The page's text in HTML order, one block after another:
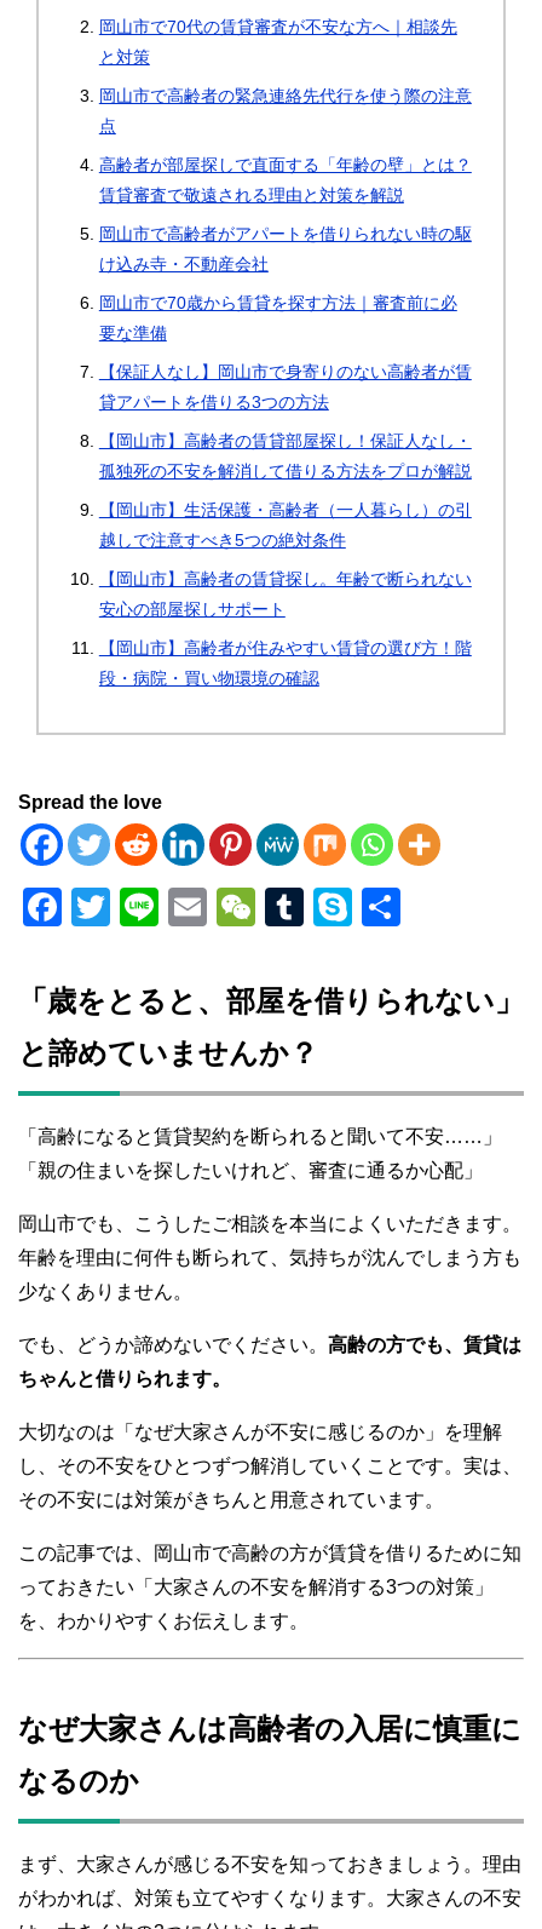
岡山市で70代の賃貸審査が不安な方へ｜相談先
と対策
岡山市で高齢者の緊急連絡先代行を使う際の注意
点
高齢者が部屋探しで直面する「年齢の壁」とは？
賃貸審査で敬遠される理由と対策を解説
岡山市で高齢者がアパートを借りられない時の駆
け込み寺・不動産会社
岡山市で70歳から賃貸を探す方法｜審査前に必
要な準備
【保証人なし】岡山市で身寄りのない高齢者が賃
貸アパートを借りる3つの方法
【岡山市】高齢者の賃貸部屋探し！保証人なし・
孤独死の不安を解消して借りる方法をプロが解説
【岡山市】生活保護・高齢者（一人暮らし）の引
越しで注意すべき5つの絶対条件
【岡山市】高齢者の賃貸探し。年齢で断られない
安心の部屋探しサポート
【岡山市】高齢者が住みやすい賃貸の選び方！階
段・病院・買い物環境の確認
Spread the love
F
c
e
b
o
o
k
T
tt
er
Li
e
E
ail
W
C
h
at
T
m
bl
r
S
p
e
「歳をとると、部屋を借りられない」
と諦めていませんか？
「高齢になると賃貸契約を断られると聞いて不安……」
「親の住まいを探したいけれど、審査に通るか心配」
岡山市でも、こうしたご相談を本当によくいただきます。
年齢を理由に何件も断られて、気持ちが沈んでしまう方も
少なくありません。
でも、どうか諦めないでください。 高齢の方でも、賃貸は
ちゃんと借りられます。
大切なのは「なぜ大家さんが不安に感じるのか」を理解
し、その不安をひとつずつ解消していくことです。実は、
その不安には対策がきちんと用意されています。
この記事では、岡山市で高齢の方が賃貸を借りるために知
っておきたい「大家さんの不安を解消する3つの対策」
を、わかりやすくお伝えします。
なぜ大家さんは高齢者の入居に慎重に
なるのか
まず、大家さんが感じる不安を知っておきましょう。理由
がわかれば、対策も立てやすくなります。大家さんの不安